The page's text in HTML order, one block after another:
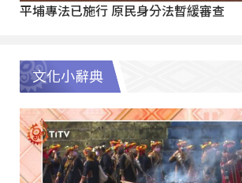
平埔專法已施行 原民身分法暫緩審查
文化小辭典